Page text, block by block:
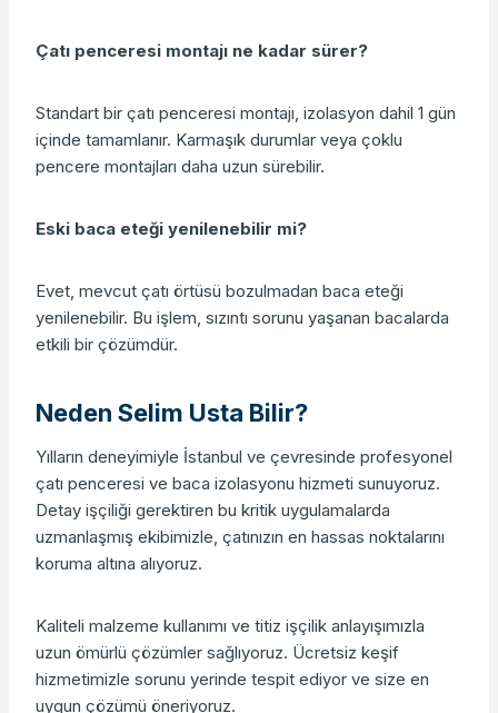
Çatı penceresi montajı ne kadar sürer?
Standart bir çatı penceresi montajı, izolasyon dahil 1 gün
içinde tamamlanır. Karmaşık durumlar veya çoklu
pencere montajları daha uzun sürebilir.
Eski baca eteği yenilenebilir mi?
Evet, mevcut çatı örtüsü bozulmadan baca eteği
yenilenebilir. Bu işlem, sızıntı sorunu yaşanan bacalarda
etkili bir çözümdür.
Neden Selim Usta Bilir?
Yılların deneyimiyle İstanbul ve çevresinde profesyonel
çatı penceresi ve baca izolasyonu hizmeti sunuyoruz.
Detay işçiliği gerektiren bu kritik uygulamalarda
uzmanlaşmış ekibimizle, çatınızın en hassas noktalarını
koruma altına alıyoruz.
Kaliteli malzeme kullanımı ve titiz işçilik anlayışımızla
uzun ömürlü çözümler sağlıyoruz. Ücretsiz keşif
hizmetimizle sorunu yerinde tespit ediyor ve size en
uygun çözümü öneriyoruz.